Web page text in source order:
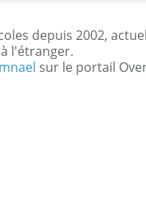
depuis 2002,
l'étranger.
sur le portail